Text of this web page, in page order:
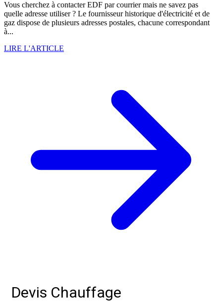
Vous cherchez à contacter EDF par courrier mais ne savez pas
quelle adresse utiliser ? Le fournisseur historique d'électricité et de
gaz dispose de plusieurs adresses postales, chacune correspondant
à...
LIRE L'ARTICLE
Devis Chauffage